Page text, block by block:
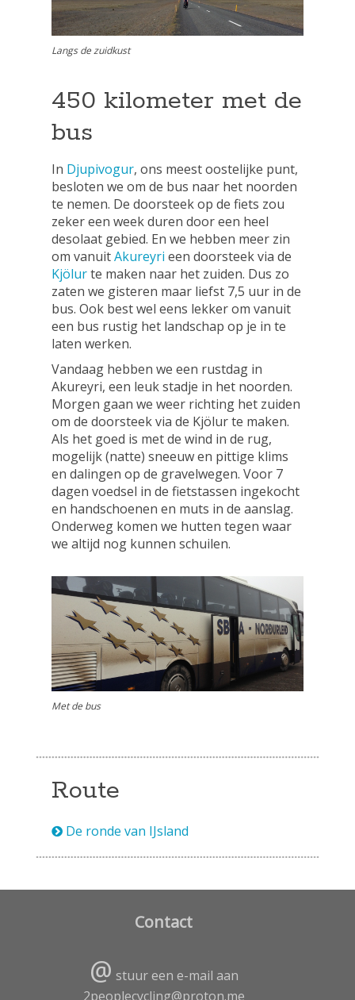
Langs de zuidkust
450 kilometer met de
bus
In Djupivogur, ons meest oostelijke punt,
besloten we om de bus naar het noorden
te nemen. De doorsteek op de fiets zou
zeker een week duren door een heel
desolaat gebied. En we hebben meer zin
om vanuitAkureyri een doorsteek via de
Kjölurte maken naar het zuiden. Dus zo
zaten we gisteren maar liefst 7,5 uur in de
bus. Ook best wel eens lekker om vanuit
een bus rustig het landschap op je in te
laten werken.
Vandaag hebben we een rustdag in
Akureyri, een leuk stadje in het noorden.
Morgen gaan we weer richting het zuiden
om de doorsteek via de Kjölur te maken.
Als het goed is met de wind in de rug,
mogelijk (natte) sneeuw en pittige klims
en dalingen op de gravelwegen. Voor 7
dagen voedsel in de fietstassen ingekocht
en handschoenen en muts in de aanslag.
Onderweg komen we hutten tegen waar
we altijd nog kunnen schuilen.
Met de bus
Route
De ronde van IJsland
Contact
@ stuur een e-mail aan
2peoplecycling@proton.me